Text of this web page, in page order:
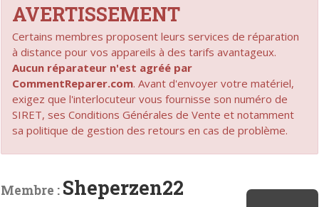
AVERTISSEMENT
Certains membres proposent leurs services de réparation
à distance pour vos appareils à des tarifs avantageux.
Aucun réparateur n'est agréé par
CommentReparer.com. Avant d'envoyer votre matériel,
exigez que l'interlocuteur vous fournisse son numéro de
SIRET, ses Conditions Générales de Vente et notamment
sa politique de gestion des retours en cas de problème.
Membre : Sheperzen22